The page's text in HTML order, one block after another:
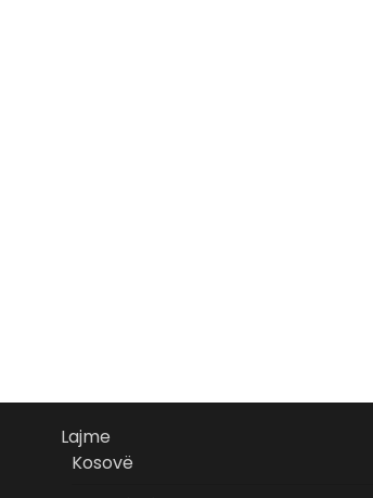
Lajme
Kosovë